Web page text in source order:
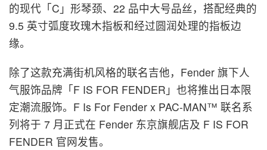
的现代「C」形琴颈、22 品中大号品丝，搭配经典的
9.5 英寸弧度玫瑰木指板和经过圆润处理的指板边
缘。
除了这款充满街机风格的联名吉他，Fender 旗下人
气服饰品牌「F IS FOR FENDER」也将推出日本限
定潮流服饰。F Is For Fender x PAC-MAN™ 联名系
列将于 7 月正式在 Fender 东京旗舰店及 F IS FOR
FENDER 官网发售。